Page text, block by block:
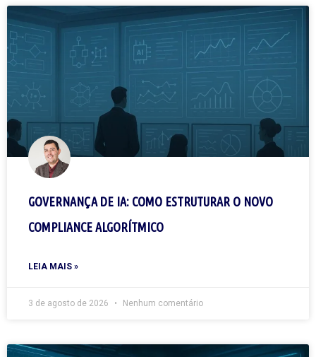
GOVERNANÇA DE IA: COMO ESTRUTURAR O NOVO
COMPLIANCE ALGORÍTMICO
LEIA MAIS »
3 de agosto de 2026 Nenhum comentário